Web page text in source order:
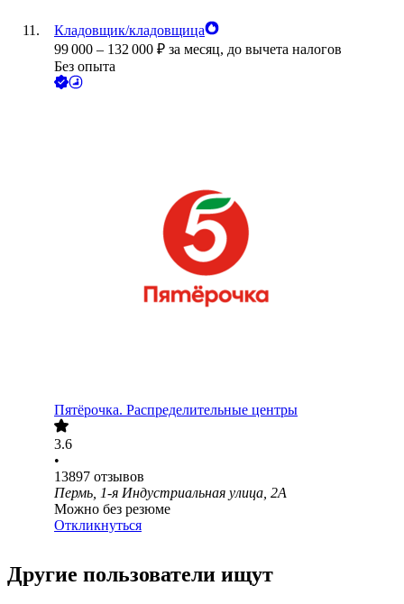
Кладовщик/кладовщица
99 000 – 132 000 ₽ за месяц, до вычета налогов
Без опыта
Пятёрочка. Распределительные центры
3.6
•
13897 отзывов
Пермь, 1-я Индустриальная улица, 2А
Можно без резюме
Откликнуться
Другие пользователи ищут